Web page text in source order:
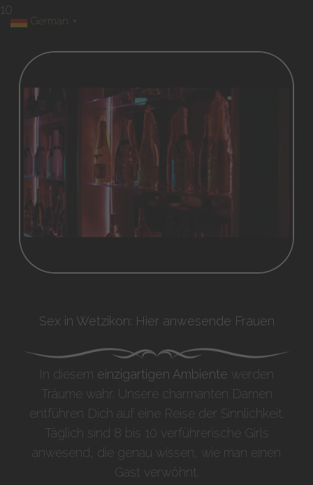
10
Sex in Wetzikon: Hier anwesende Frauen
In diesem einzigartigen Ambiente werden
Träume wahr. Unsere charmanten Damen
entführen Dich auf eine Reise der Sinnlichkeit.
Täglich sind 8 bis 10 verführerische Girls
anwesend, die genau wissen, wie man einen
Gast verwöhnt.
German